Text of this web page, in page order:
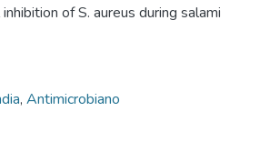
of S. aureus during salami
, Antimicrobiano